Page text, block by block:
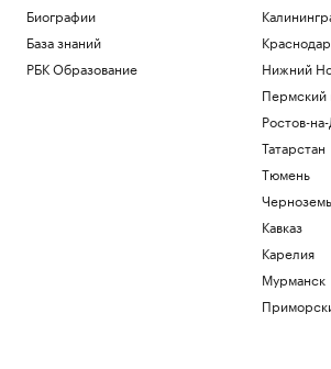
Политика
Погранслужба Финляндии пресекла
канал нелегальной миграции из
Что будет после принятия сенатом
билля Грэма о санкциях против России
Биографии
База знаний
РБК Образование
Нижний
Пермский
Ростов-
Татарстан
Тюмень
Кавказ
Карелия
Мурманск